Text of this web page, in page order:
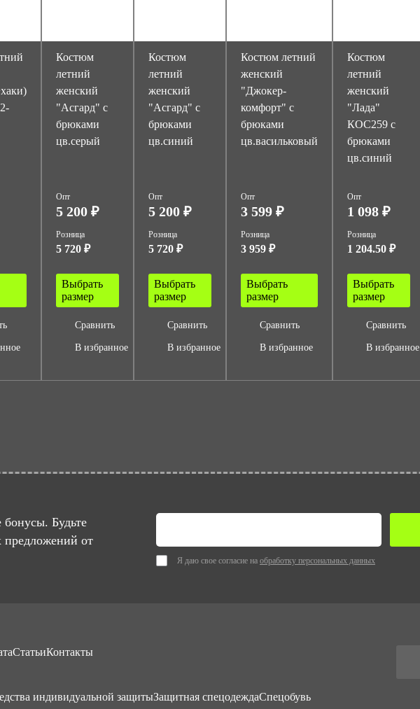
Костюм
летний
женский
"Асгард" с
брюками
цв.серый
Опт
5 200 ₽
Розница
5 720 ₽
Выбрать
размер
Сравнить
В избранное
Костюм
летний
женский
"Асгард" с
брюками
цв.синий
Опт
5 200 ₽
Розница
5 720 ₽
Выбрать
размер
Сравнить
В избранное
Костюм летний
женский
"Джокер-
комфорт" с
брюками
цв.васильковый
Опт
3 599 ₽
Розница
3 959 ₽
Выбрать
размер
Сравнить
В избранное
Костюм
летний
женский
"Лада"
КОС259 с
брюками
цв.синий
Опт
1 098 ₽
Розница
1 204.50 ₽
Выбрать
размер
Сравнить
В избранное
Будьте
предложений от
Я даю свое согласие на обработку персональных данных
СтатьиКонтакты
индивидуальной защитыЗащитная спецодеждаСпецобувь